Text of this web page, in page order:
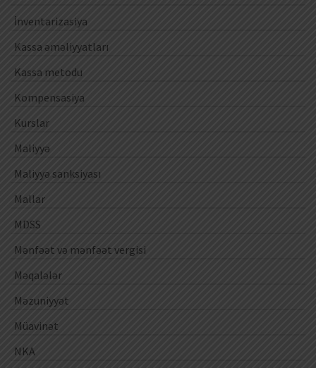
İnventarizasiya
Kassa əməliyyatları
Kassa metodu
Kompensasiya
Kurslar
Maliyyə
Maliyyə sanksiyası
Mallar
MDSS
Mənfəət və mənfəət vergisi
Məqalələr
Məzuniyyət
Müavinət
NKA